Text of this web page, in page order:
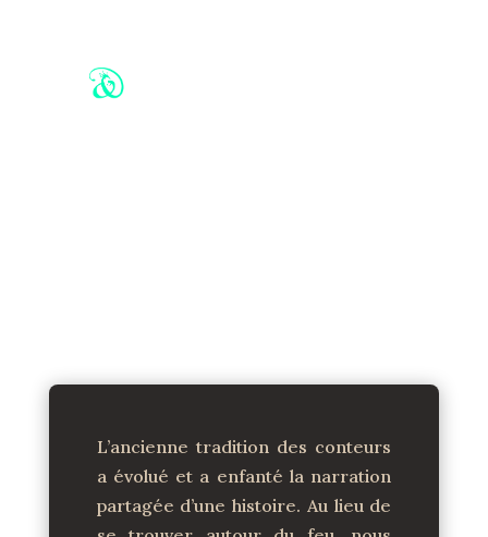
L’ancienne tradition des conteurs
a évolué et a enfanté la narration
partagée d’une histoire. Au lieu de